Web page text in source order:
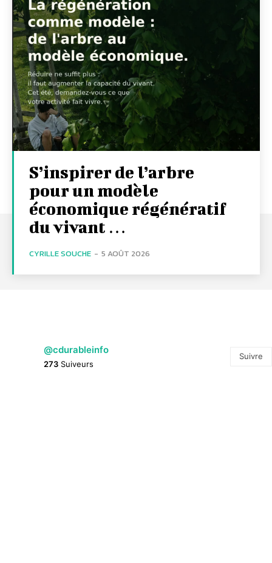
S’inspirer de l’arbre
pour un modèle
économique régénératif
du vivant …
CYRILLE SOUCHE - 5 AOÛT 2026
@cdurableinfo
273 Suiveurs
Suivre